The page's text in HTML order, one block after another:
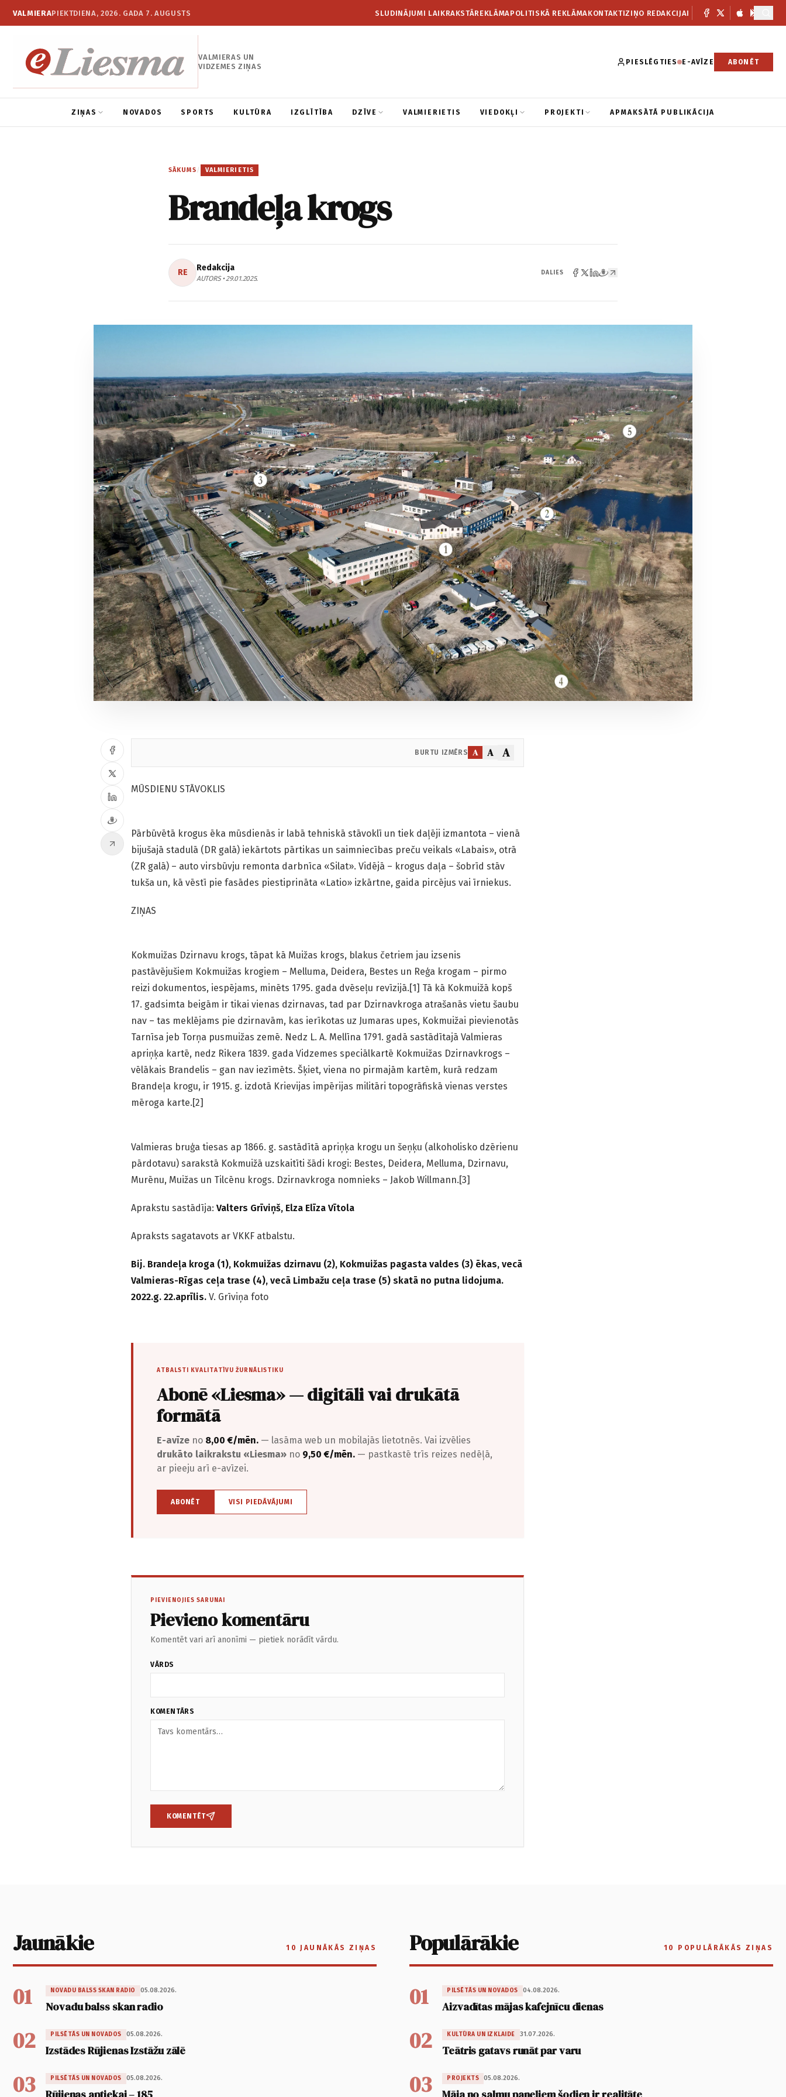
VALMIERAPIEKTDIENA, 2026. GADA 7. AUGUSTS SLUDINĀJUMI LAIKRAKSTĀREKLĀMAPOLITISKĀ REKLĀMAKONTAKTIZIŅO REDAKCIJAI
VALMIERAS UN
VIDZEMES ZIŅAS
PIESLĒGTIES E-AVĪZE ABONĒT
ZIŅAS NOVADOS SPORTS KULTŪRA IZGLĪTĪBA DZĪVE VALMIERIETIS VIEDOKĻI PROJEKTI APMAKSĀTĀ PUBLIKĀCIJA
SĀKUMS / VALMIERIETIS
Brandeļa krogs
RE Redakcija
AUTORS • 29.01.2025.
DALIES
BURTU IZMĒRS A A A
MŪSDIENU STĀVOKLIS
Pārbūvētā krogus ēka mūsdienās ir labā tehniskā stāvoklī un tiek daļēji izmantota – vienā
bijušajā stadulā (DR galā) iekārtots pārtikas un saimniecības preču veikals «Labais», otrā
(ZR galā) – auto virsbūvju remonta darbnīca «Silat». Vidējā – krogus daļa – šobrīd stāv
tukša un, kā vēstī pie fasādes piestiprināta «Latio» izkārtne, gaida pircējus vai īrniekus.
ZIŅAS
Kokmuižas Dzirnavu krogs, tāpat kā Muižas krogs, blakus četriem jau izsenis
pastāvējušiem Kokmuižas krogiem – Melluma, Deidera, Bestes un Reģa krogam – pirmo
reizi dokumentos, iespējams, minēts 1795. gada dvēseļu revīzijā.[1] Tā kā Kokmuižā kopš
17. gadsimta beigām ir tikai vienas dzirnavas, tad par Dzirnavkroga atrašanās vietu šaubu
nav – tas meklējams pie dzirnavām, kas ierīkotas uz Jumaras upes, Kokmuižai pievienotās
Tarnīsa jeb Torņa pusmuižas zemē. Nedz L. A. Mellīna 1791. gadā sastādītajā Valmieras
apriņķa kartē, nedz Rikera 1839. gada Vidzemes speciālkartē Kokmuižas Dzirnavkrogs –
vēlākais Brandelis – gan nav iezīmēts. Šķiet, viena no pirmajām kartēm, kurā redzam
Brandeļa krogu, ir 1915. g. izdotā Krievijas impērijas militāri topogrāfiskā vienas verstes
mēroga karte.[2]
Valmieras bruģa tiesas ap 1866. g. sastādītā apriņķa krogu un šeņķu (alkoholisko dzērienu
pārdotavu) sarakstā Kokmuižā uzskaitīti šādi krogi: Bestes, Deidera, Melluma, Dzirnavu,
Murēnu, Muižas un Tilcēnu krogs. Dzirnavkroga nomnieks – Jakob Willmann.[3]
Aprakstu sastādīja: Valters Grīviņš, Elza Elīza Vītola
Apraksts sagatavots ar VKKF atbalstu.
Bij. Brandeļa kroga (1), Kokmuižas dzirnavu (2), Kokmuižas pagasta valdes (3) ēkas, vecā
Valmieras-Rīgas ceļa trase (4), vecā Limbažu ceļa trase (5) skatā no putna lidojuma.
2022.g. 22.aprīlis. V. Grīviņa foto
ATBALSTI KVALITATĪVU ŽURNĀLISTIKU
Abonē «Liesma» — digitāli vai drukātā
formātā
E-avīze no 8,00 €/mēn. — lasāma web un mobilajās lietotnēs. Vai izvēlies
drukāto laikrakstu «Liesma» no 9,50 €/mēn. — pastkastē trīs reizes nedēļā,
ar pieeju arī e-avīzei.
ABONĒT VISI PIEDĀVĀJUMI
PIEVIENOJIES SARUNAI
Pievieno komentāru
Komentēt vari arī anonīmi — pietiek norādīt vārdu.
VĀRDS
KOMENTĀRS
KOMENTĒT
Jaunākie 10 JAUNĀKĀS ZIŅAS
01 NOVADU BALSS SKAN RADIO 05.08.2026.
Novadu balss skan radio
02 PILSĒTĀS UN NOVADOS 05.08.2026.
Izstādes Rūjienas Izstāžu zālē
03 PILSĒTĀS UN NOVADOS 05.08.2026.
Populārākie 10 POPULĀRĀKĀS ZIŅAS
01 PILSĒTĀS UN NOVADOS 04.08.2026.
Aizvadītas mājas kafejnīcu dienas
02 KULTŪRA UN IZKLAIDE 31.07.2026.
Teātris gatavs runāt par varu
03 PROJEKTS 05.08.2026.